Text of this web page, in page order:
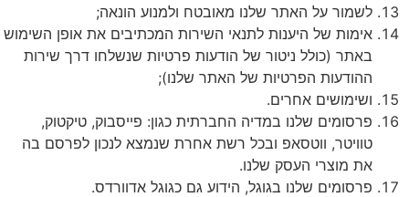
לשמור על האתר שלנו מאובטח ולמנוע הונאה;
אימות של היענות לתנאי השירות המכתיבים את אופן השימוש
באתר (כולל ניטור של הודעות פרטיות שנשלחו דרך שירות
ההודעות הפרטיות של האתר שלנו);
ושימושים אחרים.
פרסומים שלנו במדיה החברתית כגון: פייסבוק, טיקטוק,
טוויטר, ווטסאפ ובכל רשת אחרת שנמצא לנכון לפרסם בה
את מוצרי העסק שלנו.
פרסומים שלנו בגוגל, הידוע גם כגוגל אדוורדס.